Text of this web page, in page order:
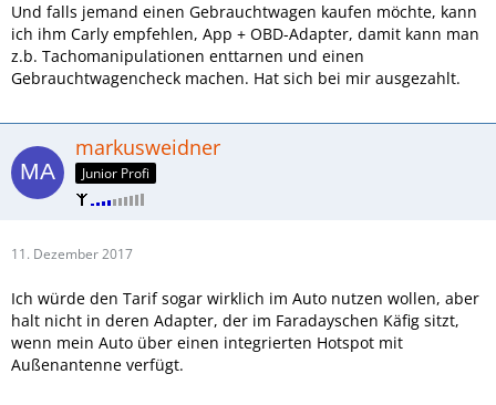
Und falls jemand einen Gebrauchtwagen kaufen möchte, kann
ich ihm Carly empfehlen, App + OBD-Adapter, damit kann man
z.b. Tachomanipulationen enttarnen und einen
Gebrauchtwagencheck machen. Hat sich bei mir ausgezahlt.
markusweidner
Junior Profi
11. Dezember 2017
Ich würde den Tarif sogar wirklich im Auto nutzen wollen, aber
halt nicht in deren Adapter, der im Faradayschen Käfig sitzt,
wenn mein Auto über einen integrierten Hotspot mit
Außenantenne verfügt.